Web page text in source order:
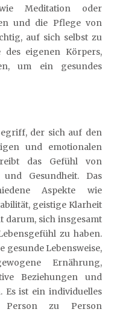
wie Meditation oder
und die Pflege von
auf sich selbst zu
eigenen Körpers,
um ein gesundes
der sich auf den
und emotionalen
das Gefühl von
und Gesundheit. Das
Aspekte wie
geistige Klarheit
darum, sich insgesamt
zu haben.
gesunde Lebensweise,
Ernährung,
Beziehungen und
Es ist ein individuelles
zu Person